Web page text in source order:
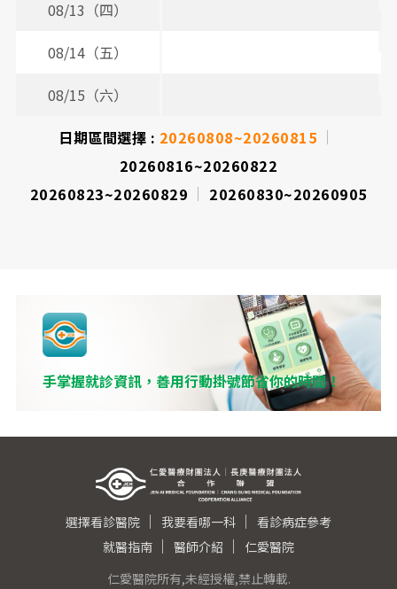
08/13（四）
08/14（五）
08/15（六）
日期區間選擇 : 20260808~20260815
20260816~20260822
20260823~20260829
20260830~20260905
手掌握就診資訊，善用行動掛號節省你的時間！
選擇看診醫院 我要看哪一科
看診病症參考
就醫指南
醫師介紹
仁愛醫院
仁愛醫院所有,未經授權,禁止轉載.